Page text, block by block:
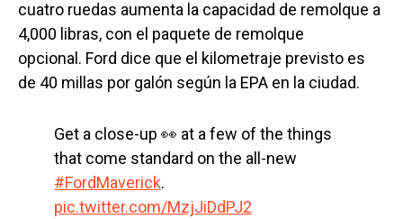
cuatro ruedas aumenta la capacidad de remolque a
4,000 libras, con el paquete de remolque
opcional. Ford dice que el kilometraje previsto es
de 40 millas por galón según la EPA en la ciudad.
Get a close-up 👀 at a few of the things
that come standard on the all-new
#FordMaverick.
pic.twitter.com/MzjJiDdPJ2